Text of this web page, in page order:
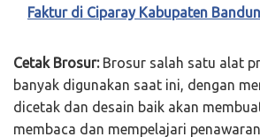
Faktur di Ciparay Kabupaten
Cetak Brosur:Brosur salah satu alat
banyak digunakan saat ini, dengan
dicetak dan desain baik akan
membaca dan mempelajari